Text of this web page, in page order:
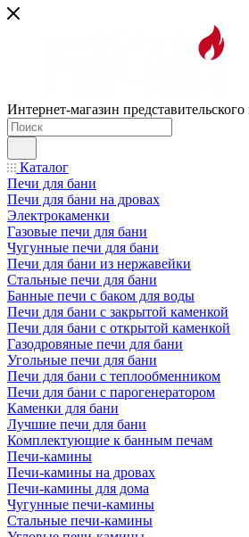
Интернет-магазин представительского
Каталог
Печи для бани
Печи для бани на дровах
Электрокаменки
Газовые печи для бани
Чугунные печи для бани
Печи для бани из нержавейки
Стальные печи для бани
Банные печи с баком для воды
Печи для бани с закрытой каменкой
Печи для бани с открытой каменкой
Газодровяные печи для бани
Угольные печи для бани
Печи для бани с теплообменником
Печи для бани с парогенератором
Каменки для бани
Лучшие печи для бани
Комплектующие к банным печам
Печи-камины
Печи-камины на дровах
Печи-камины для дома
Чугунные печи-камины
Стальные печи-камины